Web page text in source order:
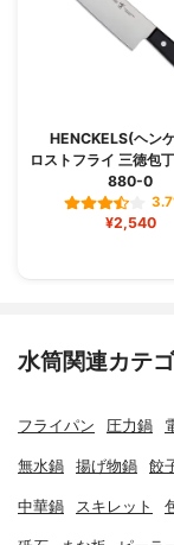
HENCKELS(ヘン
ロストフライ 三徳包
880-0
¥2,540
水筒関連カテ
フライパン 圧力鍋
無水鍋 揚げ物鍋 餃
中華鍋 スキレット